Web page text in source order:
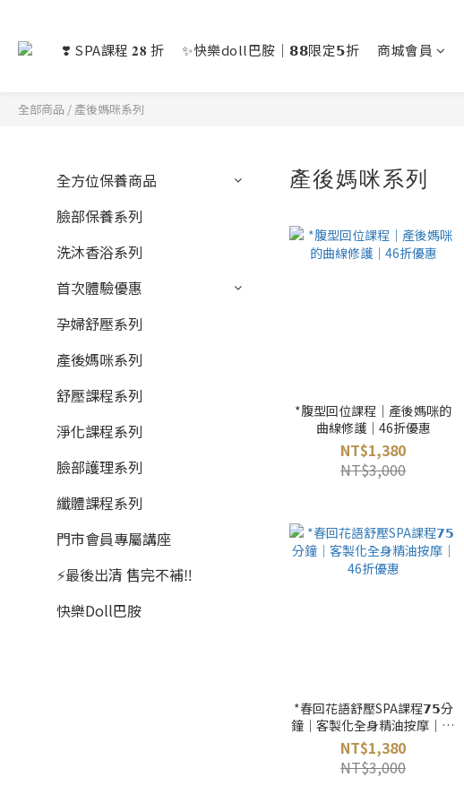
❣️ SPA課程 𝟐𝟖 折 ✨快樂doll巴胺｜𝟴𝟴限定𝟱折 商城會員
全部商品 / 產後媽咪系列
全方位保養商品
臉部保養系列
洗沐香浴系列
首次體驗優惠
孕婦舒壓系列
產後媽咪系列
舒壓課程系列
淨化課程系列
臉部護理系列
纖體課程系列
門市會員專屬講座
⚡最後出清 售完不補‼️
快樂Doll巴胺
產後媽咪系列
*腹型回位課程｜產後媽咪的
曲線修護｜46折優惠
NT$1,380
NT$3,000
*春回花語舒壓SPA課程𝟳𝟱分
鐘｜客製化全身精油按摩｜46
折優惠
NT$1,380
NT$3,000